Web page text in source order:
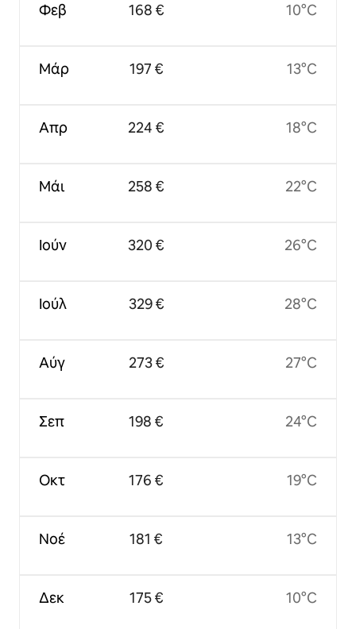
Φεβ
Μάρ
Απρ
Μάι
Ιούν
Ιούλ
Αύγ
Σεπ
Οκτ
Νοέ
Δεκ
168 €
197 €
224 €
258 €
320 €
329 €
273 €
198 €
176 €
181 €
175 €
10°C
13°C
18°C
22°C
26°C
28°C
27°C
24°C
19°C
13°C
10°C